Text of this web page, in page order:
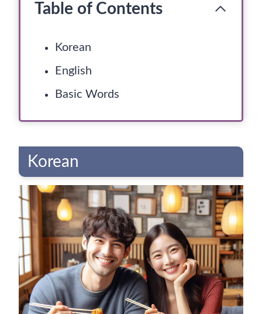
Table of Contents
Korean
English
Basic Words
Korean